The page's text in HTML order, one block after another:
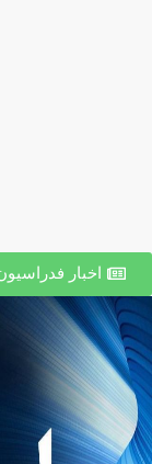
اخبار فدراسیون